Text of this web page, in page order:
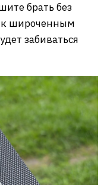
брать без
к широченным
забиваться